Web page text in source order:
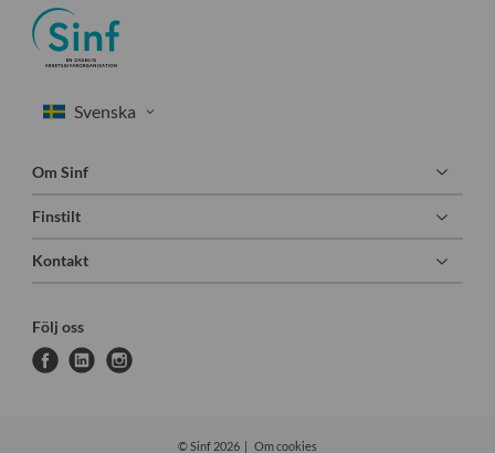
Om Sinf
Finstilt
Kontakt
Följ oss
f
l
i
© Sinf 2026 Om cookies